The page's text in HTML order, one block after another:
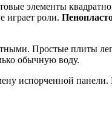
элементы
играет роли.
Простые плиты
обычную воду.
испорченной